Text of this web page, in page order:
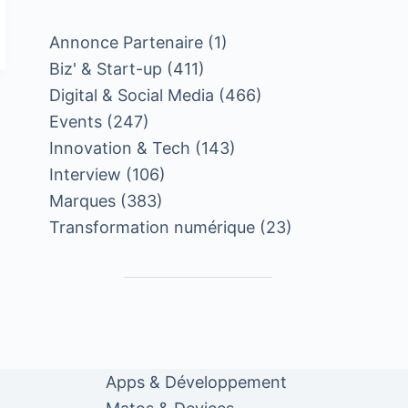
Annonce Partenaire (1)
Biz' & Start-up (411)
Digital & Social Media (466)
Events (247)
Innovation & Tech (143)
Interview (106)
Marques (383)
Transformation numérique (23)
Apps & Développement